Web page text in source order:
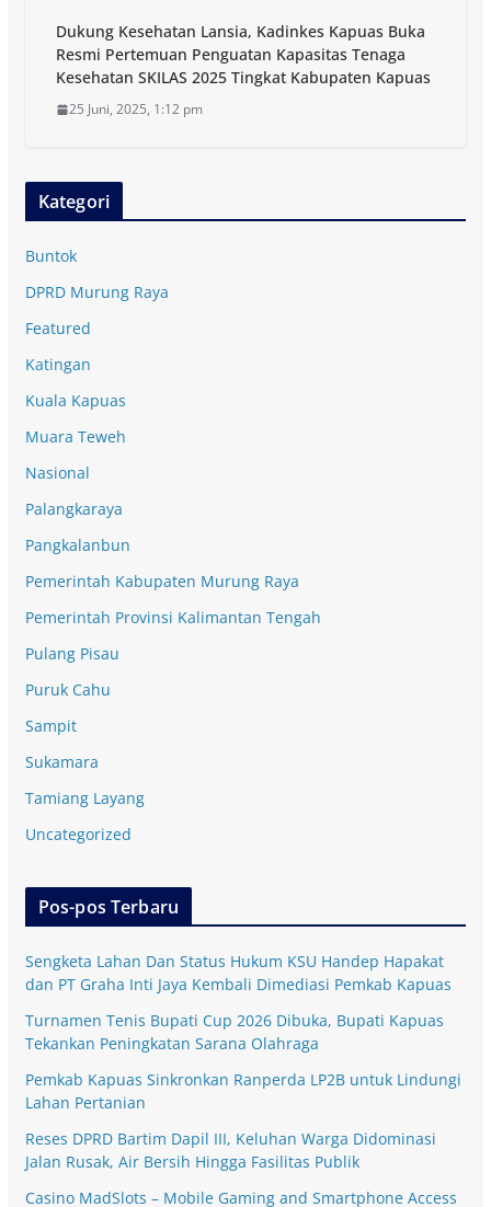
Dukung Kesehatan Lansia, Kadinkes Kapuas Buka
Resmi Pertemuan Penguatan Kapasitas Tenaga
Kesehatan SKILAS 2025 Tingkat Kabupaten Kapuas
25 Juni, 2025, 1:12 pm
Kategori
Buntok
DPRD Murung Raya
Featured
Katingan
Kuala Kapuas
Muara Teweh
Nasional
Palangkaraya
Pangkalanbun
Pemerintah Kabupaten Murung Raya
Pemerintah Provinsi Kalimantan Tengah
Pulang Pisau
Puruk Cahu
Sampit
Sukamara
Tamiang Layang
Uncategorized
Pos-pos Terbaru
Sengketa Lahan Dan Status Hukum KSU Handep Hapakat
dan PT Graha Inti Jaya Kembali Dimediasi Pemkab Kapuas
Turnamen Tenis Bupati Cup 2026 Dibuka, Bupati Kapuas
Tekankan Peningkatan Sarana Olahraga
Pemkab Kapuas Sinkronkan Ranperda LP2B untuk Lindungi
Lahan Pertanian
Reses DPRD Bartim Dapil III, Keluhan Warga Didominasi
Jalan Rusak, Air Bersih Hingga Fasilitas Publik
Casino MadSlots – Mobile Gaming and Smartphone Access